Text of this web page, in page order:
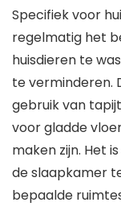
Specifiek voor
regelmatig het
huisdieren te
te verminderen.
gebruik van
voor gladde
maken zijn. Het
de slaapkamer
bepaalde